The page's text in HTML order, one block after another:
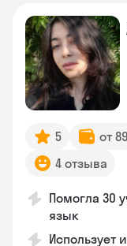
5 от
4 отзыва
Помогла 30
язык
Использует